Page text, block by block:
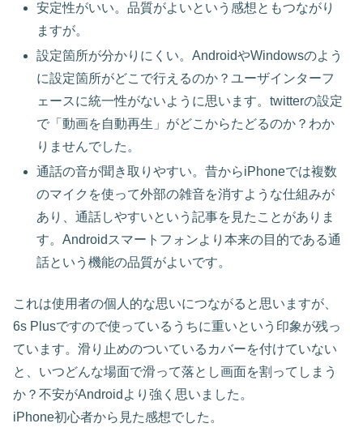
安定性がいい。品質がよいという感想ともつながり
ますが。
設定箇所が分かりにくい。AndroidやWindowsのよう
に設定箇所がどこで行えるのか？ユーザインターフ
ェースに統一性がないように思います。twitterの設定
で「動画を自動再生」がどこからたどるのか？わか
りませんでした。
通話の音が聞き取りやすい。昔からiPhoneでは複数
のマイクを使って外部の雑音を消すような仕組みが
あり、通話しやすいという記事を見たことがありま
す。Androidスマートフォンより本来の目的である通
話という機能の品質がよいです。
これは使用者の個人的な思いにつながると思いますが、
6s Plusですので使っているうちに重いという印象が残っ
ています。滑り止めのついているカバーを付けていない
と、いつどんな場面で滑って落とし画面を割ってしまう
か？不安がAndroidより強く思いました。
iPhone初心者から見た感想でした。